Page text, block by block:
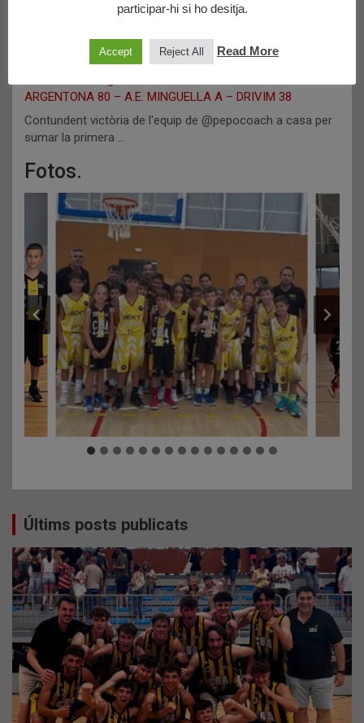
23/10/2023
ARGENTONA 80 – A.E. MINGUELLA A – DRIVIM 38
Contundent victòria de l'equip de @pepocoach a casa per
sumar la primera …
Fotos.
Últims posts publicats
participar-hi si ho desitja.
Accept Reject All Read More